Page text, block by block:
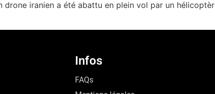
iranien a été abattu en plein vol par un
Infos
FAQs